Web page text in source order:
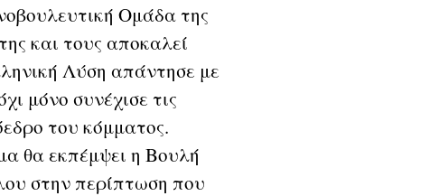
Ομάδα της
και τους αποκαλεί
Λύση απάντησε με
μόνο συνέχισε τις
του κόμματος.
θα εκπέμψει η Βουλή
στην περίπτωση που